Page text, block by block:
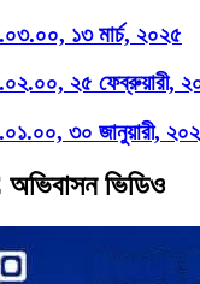
১৩ মার্চ, ২০২৫
২৫ ফেব্রুয়ারী,
৩০ জানুয়ারী,
ভিডিও